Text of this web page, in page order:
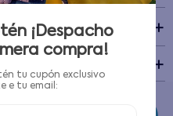
+
¡Despacho
compra!
tu cupón exclusivo
e tu email: